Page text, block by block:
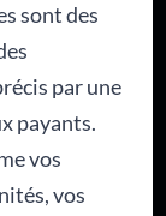
sont des
par une
payants.
vos
vos